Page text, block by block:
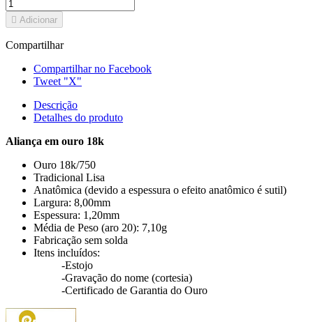
 Adicionar
Compartilhar
Compartilhar no Facebook
Tweet "X"
Descrição
Detalhes do produto
Aliança em ouro 18k
Ouro 18k/750
Tradicional Lisa
Anatômica (devido a espessura o efeito anatômico é sutil)
Largura: 8,00mm
Espessura: 1,20mm
Média de Peso (aro 20): 7,10g
Fabricação sem solda
Itens incluídos:
-Estojo
-Gravação do nome (cortesia)
-Certificado de Garantia do Ouro